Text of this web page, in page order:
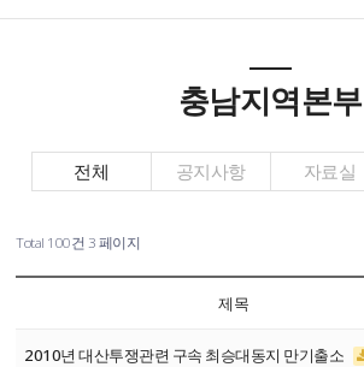
충남지역본부
전체 공지사항 자료실
Total 100건 3 페이지
제목
2010년 대산투쟁관련 구속 최승대동지 만기출소